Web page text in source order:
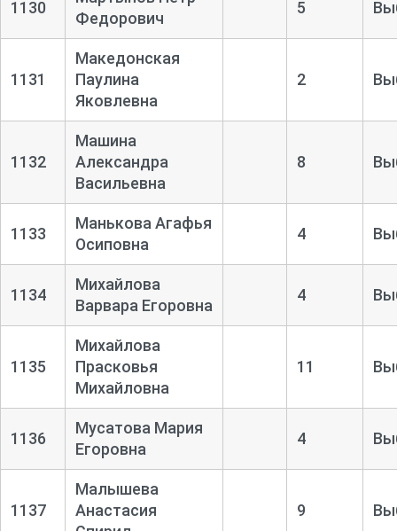
1130
Федорович
5
1131
Македонская
Паулина
Яковлевна
2
1132
Машина
Александра
Васильевна
8
1133
Манькова Агафья
Осиповна
4
1134
Михайлова
Варвара Егоровна
4
1135
Михайлова
Прасковья
Михайловна
11
1136
Мусатова Мария
Егоровна
4
1137
Малышева
Анастасия
9